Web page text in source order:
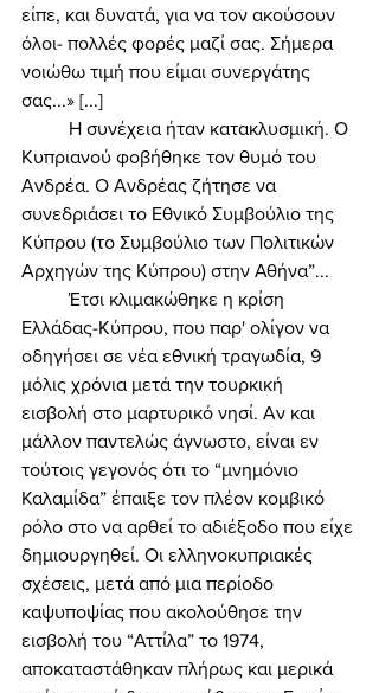
είπε, και δυνατά, για να τον ακούσουν
όλοι- πολλές φορές μαζί σας. Σήμερα
νοιώθω τιμή που είμαι συνεργάτης
σας...» [...]
Κυπριανού φοβήθηκε τον θυμό του
Ανδρέα. Ο Ανδρέας ζήτησε να
συνεδριάσει το Εθνικό Συμβούλιο της
Κύπρου (το Συμβούλιο των Πολιτικών
Αρχηγών της Κύπρου) στην Αθήνα”...
	Έτσι κλιμακώθηκε η κρίση
Ελλάδας-Κύπρου, που παρ' ολίγον να
οδηγήσει σε νέα εθνική τραγωδία, 9
μόλις χρόνια μετά την τουρκική
εισβολή στο μαρτυρικό νησί. Αν και
μάλλον παντελώς άγνωστο, είναι εν
τούτοις γεγονός ότι το “μνημόνιο
Καλαμίδα” έπαιξε τον πλέον κομβικό
ρόλο στο να αρθεί το αδιέξοδο που είχε
δημιουργηθεί. Οι ελληνοκυπριακές
σχέσεις, μετά από μια περίοδο
καψυποψίας που ακολούθησε την
εισβολή του “Αττίλα” το 1974,
αποκαταστάθηκαν πλήρως και μερικά